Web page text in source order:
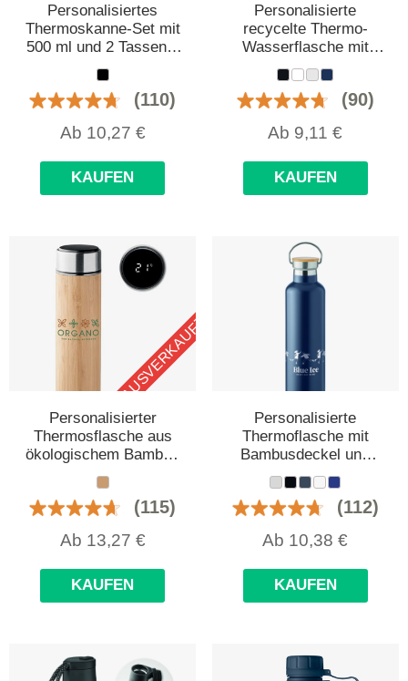
Personalisiertes
Thermoskanne-Set mit
500 ml und 2 Tassen à
220 ml
(110)
Ab 10,27 €
KAUFEN
Personalisierte
recycelte Thermo-
Wasserflasche mit
Trinkhalm und Griff
660 ml
(90)
Ab 9,11 €
KAUFEN
AUSVERKAUFT
Personalisierter
Thermosflasche aus
ökologischem Bambus
mit Tee-Infuser und
Thermometer
(115)
Ab 13,27 €
KAUFEN
Personalisierte
Thermoflasche mit
Bambusdeckel und
Griff 1L
(112)
Ab 10,38 €
KAUFEN